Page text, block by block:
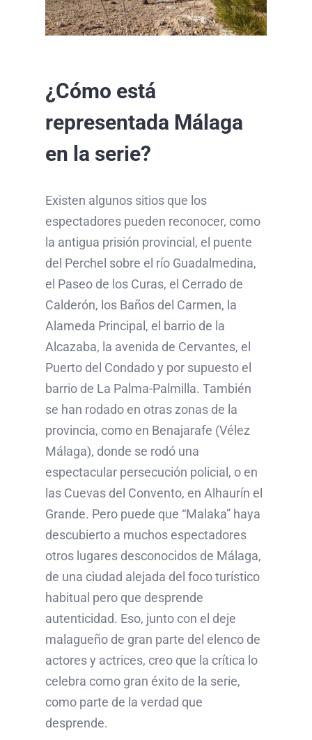
¿Cómo está
representada Málaga
en la serie?
Existen algunos sitios que los
espectadores pueden reconocer, como
la antigua prisión provincial, el puente
del Perchel sobre el río Guadalmedina,
el Paseo de los Curas, el Cerrado de
Calderón, los Baños del Carmen, la
Alameda Principal, el barrio de la
Alcazaba, la avenida de Cervantes, el
Puerto del Condado y por supuesto el
barrio de La Palma-Palmilla. También
se han rodado en otras zonas de la
provincia, como en Benajarafe (Vélez
Málaga), donde se rodó una
espectacular persecución policial, o en
las Cuevas del Convento, en Alhaurín el
Grande. Pero puede que “Malaka” haya
descubierto a muchos espectadores
otros lugares desconocidos de Málaga,
de una ciudad alejada del foco turístico
habitual pero que desprende
autenticidad. Eso, junto con el deje
malagueño de gran parte del elenco de
actores y actrices, creo que la crítica lo
celebra como gran éxito de la serie,
como parte de la verdad que
desprende.